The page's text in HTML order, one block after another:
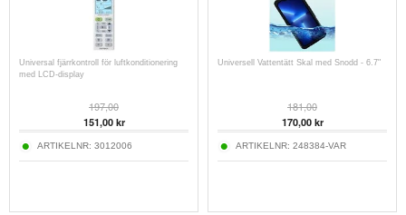
Universal fjärrkontroll för luftkonditionering
med LCD-display
197,00
151,00kr
ARTIKELNR: 3012006
Universell Vattentätt Skal med Snodd - 6.7"
181,00
170,00kr
ARTIKELNR: 248384-VAR